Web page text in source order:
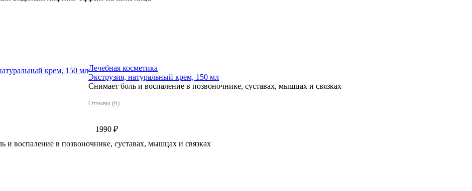
крем, 150 млЛечебная косметика
Экструзия, натуральный крем, 150 мл
Снимает боль и воспаление в позвоночнике, суставах, мышцах и связках
Отзывы (6)
1990 ₽
и воспаление в позвоночнике, суставах, мышцах и связках